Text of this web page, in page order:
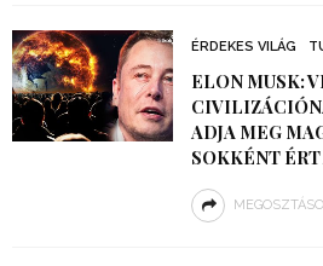
ÉRDEKES VILÁG
ELON MUSK:
ADJA MEG
SOKKÉNT